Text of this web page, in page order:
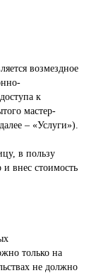
возмездное
к
мастер-
– «Услуги»).
в пользу
и внес стоимость
только на
не должно